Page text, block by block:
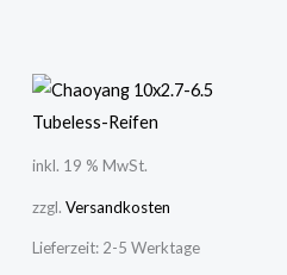
inkl. 19 % MwSt.
zzgl. Versandkosten
Lieferzeit: 2-5 Werktage